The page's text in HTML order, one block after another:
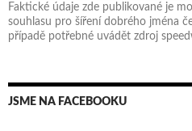
Faktické údaje zde publikované je
souhlasu pro šíření dobrého jména
případě potřebné uvádět zdroj
JSME NA FACEBOOKU